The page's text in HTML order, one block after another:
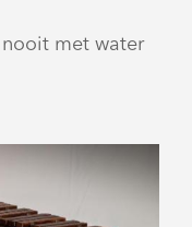
met water